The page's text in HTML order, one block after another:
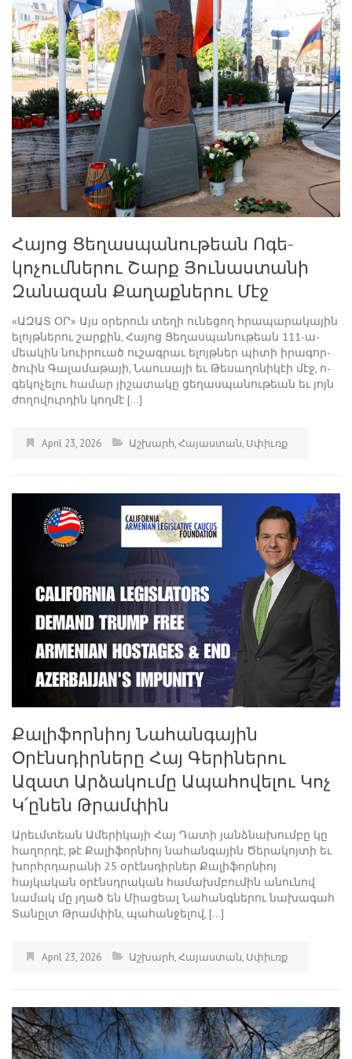
Հա­յոց Ցե­ղաս­պա­նու­թեան Ո­գե­
կոչումներու Շարք Յունաստանի
Զանազան Քաղաքներու Մէջ
«ԱԶԱՏ ՕՐ» Այս օ­րե­րուն տե­ղի ու­նե­ցող հրա­պա­րա­կա­յին
ե­լոյթ­նե­րու շար­քին, ­Հա­յոց Ցե­ղաս­պա­նու­թեան 111-ա­
մեա­կին նո­ւի­րուած ու­շագ­րաւ ե­լոյթ­ներ պի­տի ի­րա­գոր­
ծո­ւին ­Գա­լա­մա­թա­յի, ­Նաու­սա­յի եւ ­Թե­սա­ղո­նի­կէի մէջ, ո­
գե­կո­չե­լու հա­մար յի­շա­տա­կը ցե­ղաս­պա­նու­թեան եւ յոյն
ժո­ղո­վուր­դին կող­մէ […]
April 23, 2026 Աշխարհ,Հայաստան, Սփիւռք
Քալիֆորնիոյ Նահանգային
Օրէնսդիրները Հայ Գերիներու
Ազատ Արձակումը Ապահովելու Կոչ
Կ՛ընեն Թրամփին
Արեւմտեան Ամերիկայի Հայ Դատի յանձնախումբը կը
հաղորդէ, թէ Քալիֆորնիոյ նահանգային Ծերակոյտի եւ
խորհրդարանի 25 օրէնսդիրներ Քալիֆորնիոյ
հայկական օրէնսդրական համախմբումին անունով
նամակ մը յղած են Միացեալ Նահանգներու նախագահ
Տանըլտ Թրամփին, պահանջելով, […]
April 23, 2026 Աշխարհ,Հայաստան, Սփիւռք